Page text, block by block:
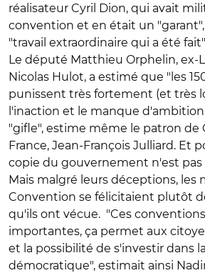
réalisateur Cyril Dion, qui avait
convention et en était un
"travail extraordinaire qui a été
Le député Matthieu Orphelin, ex-
Nicolas Hulot, a estimé que "les
punissent très fortement (et très
l'inaction et le manque
"gifle", estime même le patron de
France, Jean-François Julliard. Et
copie du gouvernement n'est pas
Mais malgré leurs déceptions, les
Convention se félicitaient plutôt
qu'ils ont vécue. "Ces
importantes, ça permet aux
et la possibilité de s'investir dans
démocratique", estimait ainsi